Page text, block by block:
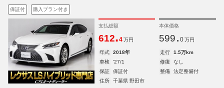
保証付 購入プラン付き
支払総額
612.4 万円
本体価格
599. 0 万円
年式 2018年 走行
1.5万km
車検
'27/1 修復
なし
保証
保証付 整備
法定整備付
住所
千葉県 野田市